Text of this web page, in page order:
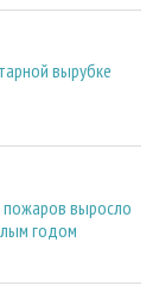
вырубке
выросло
годом